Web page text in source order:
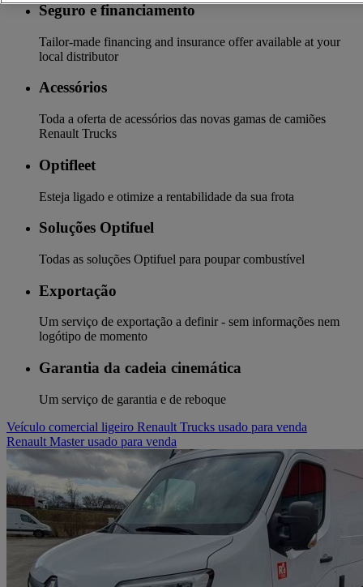
Seguro e financiamento
Tailor-made financing and insurance offer available at your
local distributor
Acessórios
Toda a oferta de acessórios das novas gamas de camiões
Renault Trucks
Optifleet
Esteja ligado e otimize a rentabilidade da sua frota
Soluções Optifuel
Todas as soluções Optifuel para poupar combustível
Exportação
Um serviço de exportação a definir - sem informações nem
logótipo de momento
Garantia da cadeia cinemática
Um serviço de garantia e de reboque
Veículo comercial ligeiro Renault Trucks usado para venda
Renault Master usado para venda